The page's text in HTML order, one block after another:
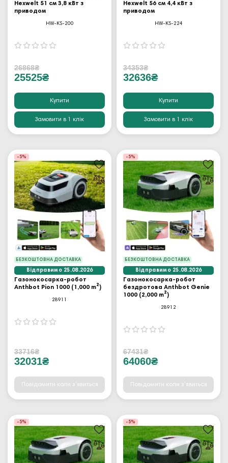
Hexwelt 51 см 3,8 кВт з
приводом
HW-KS-200
26868₴
25525₴
Купити
Замовити в 1 клік
Hexwelt 56 см 4,4 кВт з
приводом
HW-KS-224
34353₴
32636₴
Купити
Замовити в 1 клік
БЕЗКОШТОВНА ДОСТАВКА
-5%
Відправимо 25.08.2026
Газонокосарка-робот
Anthbot Pion 1000 (1,000 m²)
28911
33716₴
32031₴
Повідомити коли з'явиться
БЕЗКОШТОВНА ДОСТАВКА
-5%
Відправимо 25.08.2026
Газонокосарка-робот
бездротова Anthbot Genie
1000 (2,000 m²)
28912
67431₴
64060₴
Повідомити коли з'явиться
-5% -5%